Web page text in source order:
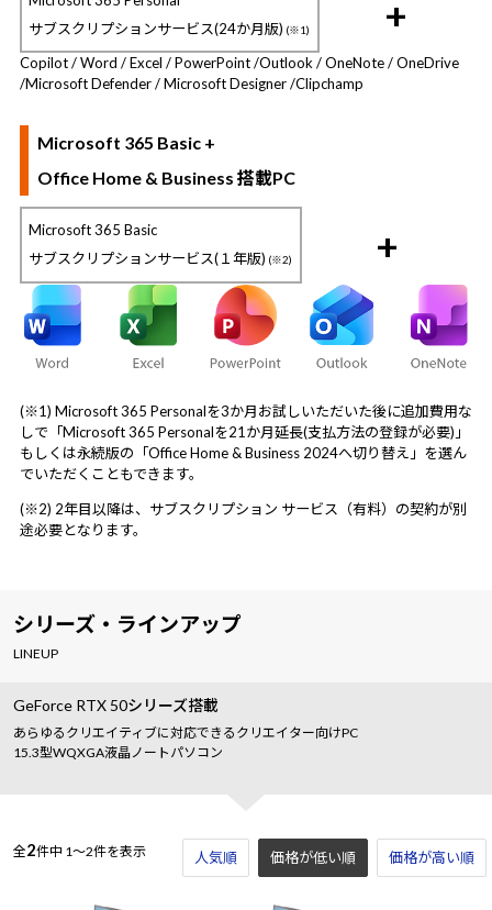
サブスクリプションサービス(24か月版) (※1) +
Copilot / Word / Excel / PowerPoint /Outlook / OneNote / OneDrive
/Microsoft Defender / Microsoft Designer /Clipchamp
Microsoft 365 Basic +
Office Home & Business 搭載PC
Microsoft 365 Basic
サブスクリプションサービス(１年版) (※2) +
(※1) Microsoft 365 Personalを3か月お試しいただいた後に追加費用な
しで「Microsoft 365 Personalを21か月延長(支払方法の登録が必要)」
もしくは永続版の「Office Home & Business 2024へ切り替え」を選ん
でいただくこともできます。
(※2) 2年目以降は、サブスクリプション サービス（有料）の契約が別
途必要となります。
シリーズ・ラインアップ
LINEUP
GeForce RTX 50シリーズ搭載
あらゆるクリエイティブに対応できるクリエイター向けPC
15.3型WQXGA液晶ノートパソコン
全2件中 1～2件を表示 人気順 価格が低い順 価格が高い順